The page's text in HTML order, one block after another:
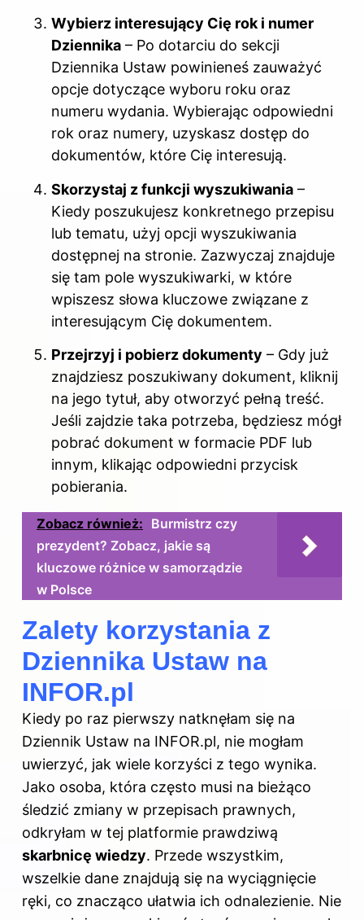
Wybierz interesujący Cię rok i numer
Dziennika – Po dotarciu do sekcji
Dziennika Ustaw powinieneś zauważyć
opcje dotyczące wyboru roku oraz
numeru wydania. Wybierając odpowiedni
rok oraz numery, uzyskasz dostęp do
dokumentów, które Cię interesują.
Skorzystaj z funkcji wyszukiwania –
Kiedy poszukujesz konkretnego przepisu
lub tematu, użyj opcji wyszukiwania
dostępnej na stronie. Zazwyczaj znajduje
się tam pole wyszukiwarki, w które
wpiszesz słowa kluczowe związane z
interesującym Cię dokumentem.
Przejrzyj i pobierz dokumenty – Gdy już
znajdziesz poszukiwany dokument, kliknij
na jego tytuł, aby otworzyć pełną treść.
Jeśli zajdzie taka potrzeba, będziesz mógł
pobrać dokument w formacie PDF lub
innym, klikając odpowiedni przycisk
pobierania.
Zobacz również: Burmistrz czy
prezydent? Zobacz, jakie są
kluczowe różnice w samorządzie
w Polsce
Zalety korzystania z
Dziennika Ustaw na
INFOR.pl
Kiedy po raz pierwszy natknęłam się na
Dziennik Ustaw na INFOR.pl, nie mogłam
uwierzyć, jak wiele korzyści z tego wynika.
Jako osoba, która często musi na bieżąco
śledzić zmiany w przepisach prawnych,
odkryłam w tej platformie prawdziwą
skarbnicę wiedzy. Przede wszystkim,
wszelkie dane znajdują się na wyciągnięcie
ręki, co znacząco ułatwia ich odnalezienie. Nie